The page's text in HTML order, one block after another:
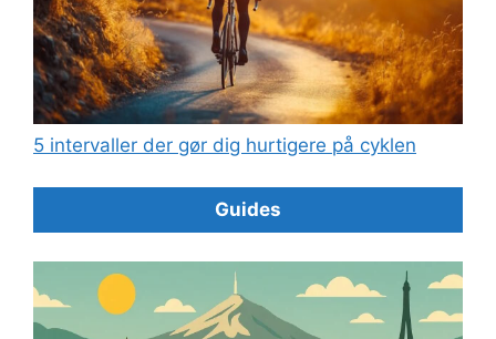
5 intervaller der gør dig hurtigere på cyklen
Guides